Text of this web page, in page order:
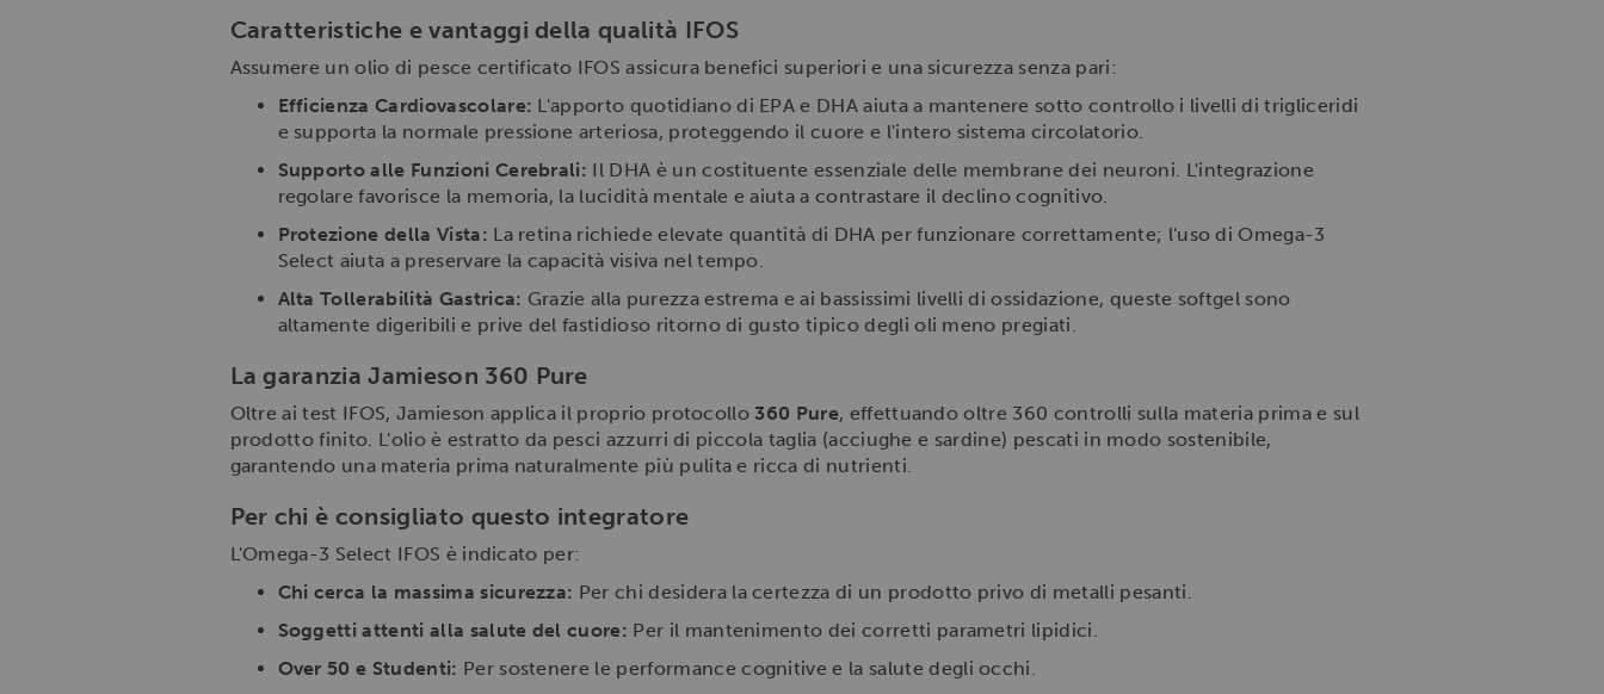
Caratteristiche e vantaggi della qualità IFOS
Assumere un olio di pesce certificato IFOS assicura benefici superiori e una sicurezza senza pari:
Efficienza Cardiovascolare: L'apporto quotidiano di EPA e DHA aiuta a mantenere sotto controllo i livelli di trigliceridi
e supporta la normale pressione arteriosa, proteggendo il cuore e l'intero sistema circolatorio.
Supporto alle Funzioni Cerebrali: Il DHA è un costituente essenziale delle membrane dei neuroni. L'integrazione
regolare favorisce la memoria, la lucidità mentale e aiuta a contrastare il declino cognitivo.
Protezione della Vista: La retina richiede elevate quantità di DHA per funzionare correttamente; l'uso di Omega-3
Select aiuta a preservare la capacità visiva nel tempo.
Alta Tollerabilità Gastrica: Grazie alla purezza estrema e ai bassissimi livelli di ossidazione, queste softgel sono
altamente digeribili e prive del fastidioso ritorno di gusto tipico degli oli meno pregiati.
La garanzia Jamieson 360 Pure
Oltre ai test IFOS, Jamieson applica il proprio protocollo 360 Pure, effettuando oltre 360 controlli sulla materia prima e sul
prodotto finito. L'olio è estratto da pesci azzurri di piccola taglia (acciughe e sardine) pescati in modo sostenibile,
garantendo una materia prima naturalmente più pulita e ricca di nutrienti.
Per chi è consigliato questo integratore
L'Omega-3 Select IFOS è indicato per:
Chi cerca la massima sicurezza: Per chi desidera la certezza di un prodotto privo di metalli pesanti.
Soggetti attenti alla salute del cuore: Per il mantenimento dei corretti parametri lipidici.
Over 50 e Studenti: Per sostenere le performance cognitive e la salute degli occhi.